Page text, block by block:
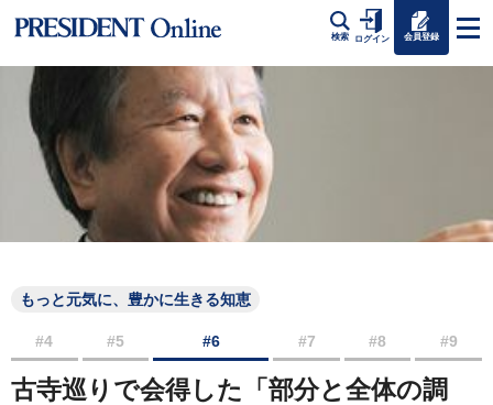
検索 ログイン 会員登録
もっと元気に、豊かに生きる知恵
#4 #5 #6 #7 #8 #9
古寺巡りで会得した「部分と全体の調